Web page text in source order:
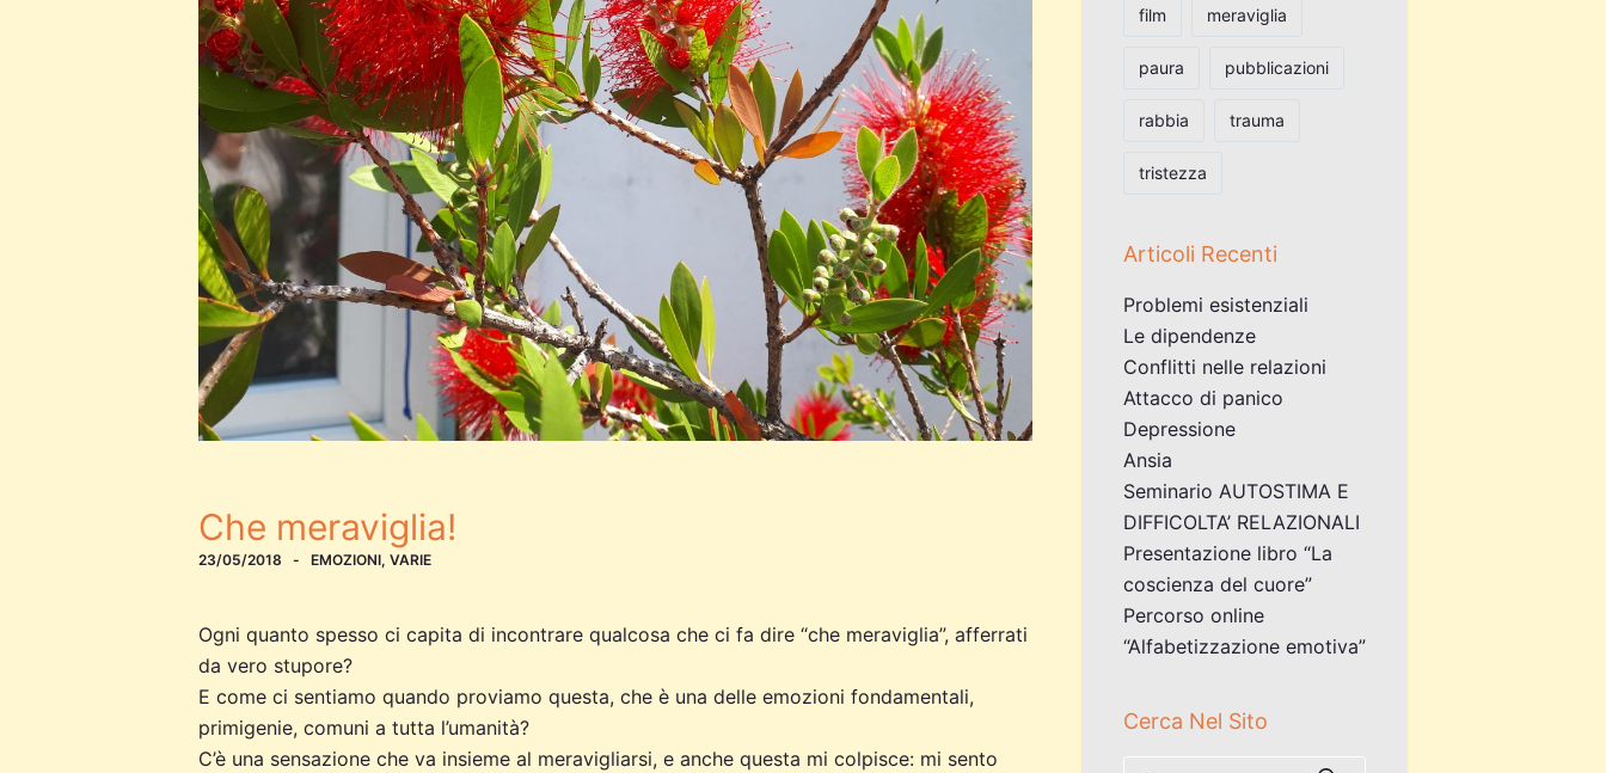
Che meraviglia!
23/05/2018 EMOZIONI, VARIE
Ogni quanto spesso ci capita di incontrare qualcosa che ci fa dire “che meraviglia”, afferrati
da vero stupore?
E come ci sentiamo quando proviamo questa, che è una delle emozioni fondamentali,
primigenie, comuni a tutta l’umanità?
C’è una sensazione che va insieme al meravigliarsi, e anche questa mi colpisce: mi sento
film meraviglia
paura pubblicazioni
rabbia trauma
tristezza
Articoli Recenti
Problemi esistenziali
Le dipendenze
Conflitti nelle relazioni
Attacco di panico
Depressione
Ansia
Seminario AUTOSTIMA E
DIFFICOLTA’ RELAZIONALI
Presentazione libro “La
coscienza del cuore”
Percorso online
“Alfabetizzazione emotiva”
Cerca Nel Sito